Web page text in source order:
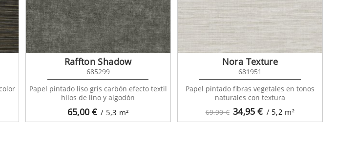
65,00€ / 5,3 m²
Raffton Shadow
685299
Papel pintado liso gris carbón efecto textil
hilos de lino y algodón
69,90 € 34,95 € / 5,2 m²
Nora Texture
681951
Papel pintado fibras vegetales en tonos
naturales con textura